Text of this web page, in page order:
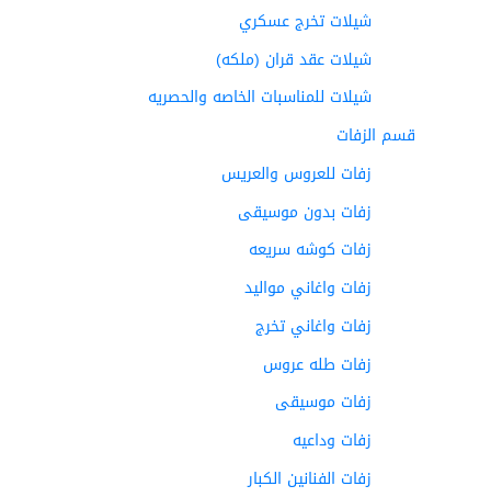
شيلات تخرج عسكري
شيلات عقد قران (ملكه)
شيلات للمناسبات الخاصه والحصريه
قسم الزفات
زفات للعروس والعريس
زفات بدون موسيقى
زفات كوشه سريعه
زفات واغاني مواليد
زفات واغاني تخرج
زفات طله عروس
زفات موسيقى
زفات وداعيه
زفات الفنانين الكبار